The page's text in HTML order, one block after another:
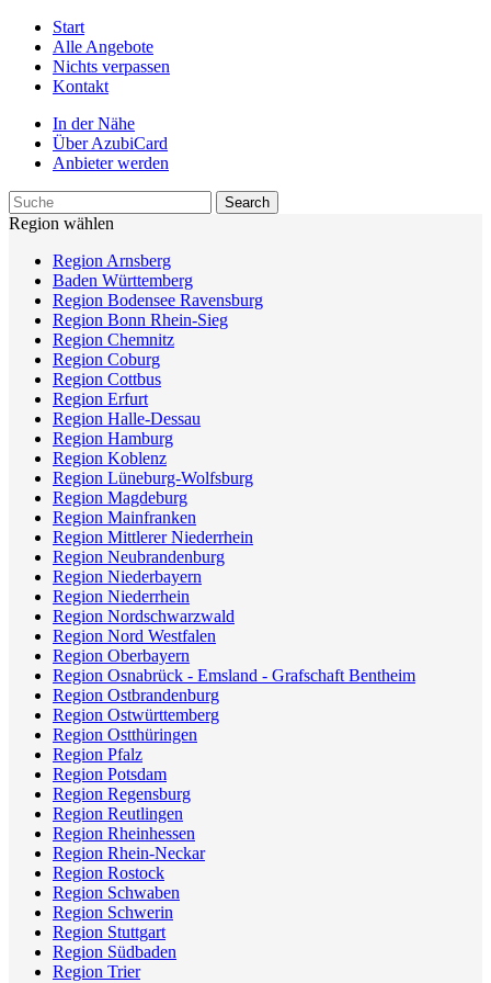
Start
Alle Angebote
Nichts verpassen
Kontakt
In der Nähe
Über AzubiCard
Anbieter werden
Region wählen
Region Arnsberg
Baden Württemberg
Region Bodensee Ravensburg
Region Bonn Rhein-Sieg
Region Chemnitz
Region Coburg
Region Cottbus
Region Erfurt
Region Halle-Dessau
Region Hamburg
Region Koblenz
Region Lüneburg-Wolfsburg
Region Magdeburg
Region Mainfranken
Region Mittlerer Niederrhein
Region Neubrandenburg
Region Niederbayern
Region Niederrhein
Region Nordschwarzwald
Region Nord Westfalen
Region Oberbayern
Region Osnabrück - Emsland - Grafschaft Bentheim
Region Ostbrandenburg
Region Ostwürttemberg
Region Ostthüringen
Region Pfalz
Region Potsdam
Region Regensburg
Region Reutlingen
Region Rheinhessen
Region Rhein-Neckar
Region Rostock
Region Schwaben
Region Schwerin
Region Stuttgart
Region Südbaden
Region Trier